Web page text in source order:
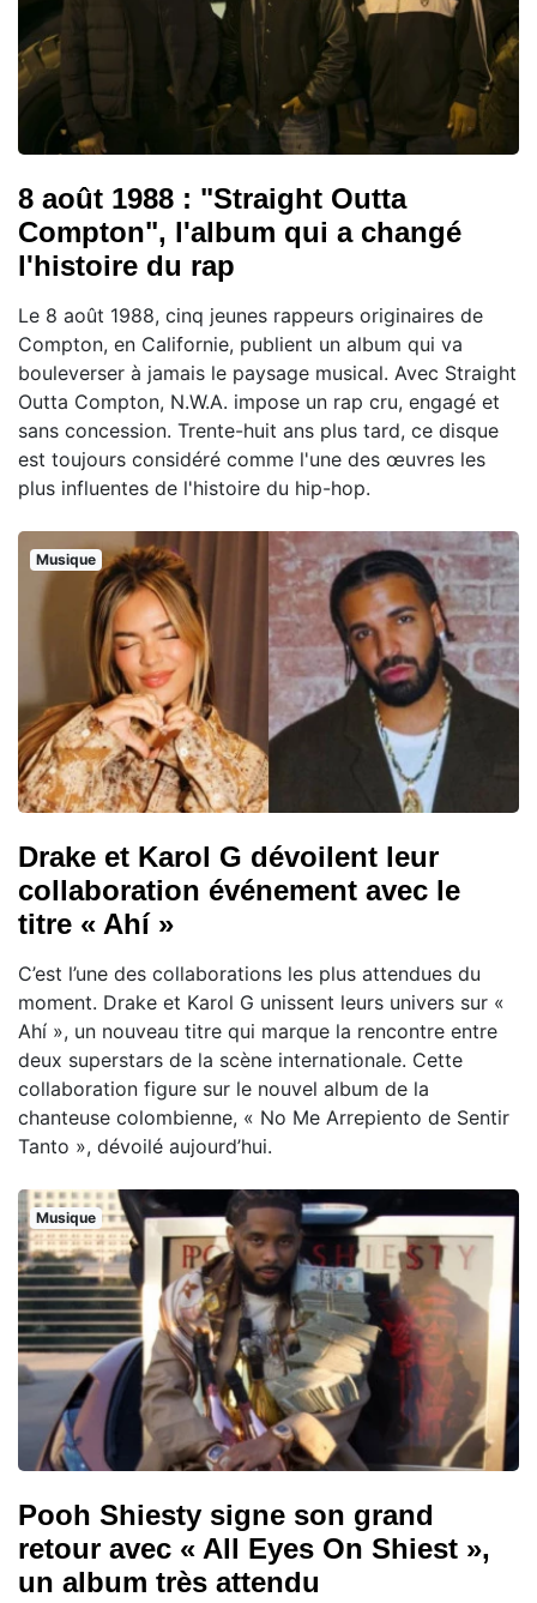
8 août 1988 : "Straight Outta
Compton", l'album qui a changé
l'histoire du rap
Le 8 août 1988, cinq jeunes rappeurs originaires de
Compton, en Californie, publient un album qui va
bouleverser à jamais le paysage musical. Avec Straight
Outta Compton, N.W.A. impose un rap cru, engagé et
sans concession. Trente-huit ans plus tard, ce disque
est toujours considéré comme l'une des œuvres les
plus influentes de l'histoire du hip-hop.
Musique
Drake et Karol G dévoilent leur
collaboration événement avec le
titre « Ahí »
C’est l’une des collaborations les plus attendues du
moment. Drake et Karol G unissent leurs univers sur «
Ahí », un nouveau titre qui marque la rencontre entre
deux superstars de la scène internationale. Cette
collaboration figure sur le nouvel album de la
chanteuse colombienne, « No Me Arrepiento de Sentir
Tanto », dévoilé aujourd’hui.
Musique
Pooh Shiesty signe son grand
retour avec « All Eyes On Shiest »,
un album très attendu